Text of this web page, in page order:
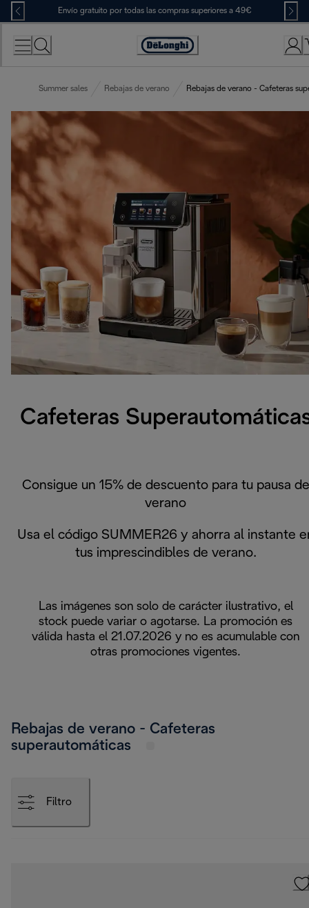
Skip
to
Content
Envío gratuito por todas las compras superiores a 49€
Accessibility
Summer sales Rebajas de verano Rebajas de verano - Cafeteras
Cafeteras
Consigue un 15% de descuento para tu pausa de
verano
Usa el código SUMMER26 y ahorra al instante
tus imprescindibles de verano.
Las imágenes son solo de carácter ilustrativo, el
stock puede variar o agotarse. La promoción es
válida hasta el 21.07.2026 y no es acumulable con
otras promociones vigentes.
Rebajas de verano - Cafeteras
superautomáticas
Filtro